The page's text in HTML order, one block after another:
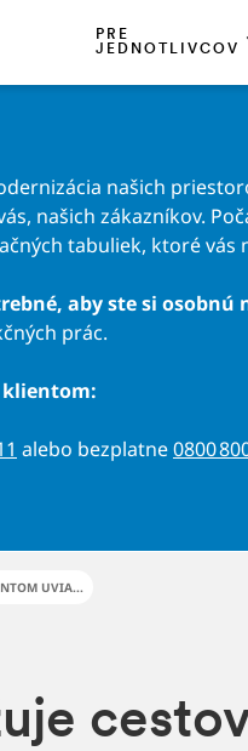
PRE
JEDNOTLIVCOV
našich
našich zákazníkov.
tabuliek, ktoré vás
aby ste si osobnú
prác.
klientom:
alebo bezplatne0800
UVIA...